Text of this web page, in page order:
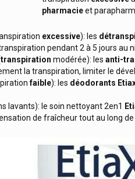
pharmacieet
excessive): les
pendant 2 à 5 jours au
transpiration modérée): les anti-
la transpiration, limiter le
faible): les déodorants
lavants): le soin nettoyant 2en1
de fraîcheur tout au long de